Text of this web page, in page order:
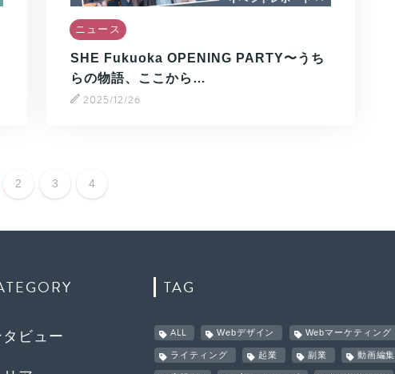
ニュース
SHE Fukuoka OPENING PARTY〜うち
らの物語、ここから…
2025/12/26
2 3 4
タビュー
TAG
ALL Webデザイン Webマーケティング
ライティング 起業 副業 動画編集